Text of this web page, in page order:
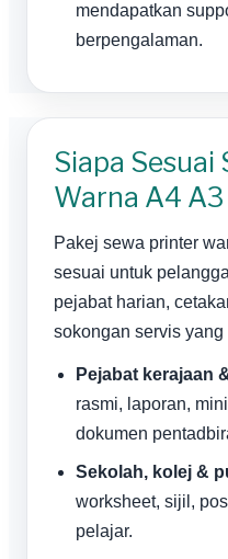
mendapatkan
berpengalaman.
Siapa Sesuai
Warna A4
Pakej sewa printer
sesuai untuk
pejabat harian,
sokongan servis
Pejabat kerajaan
rasmi, laporan,
dokumen
Sekolah, kolej &
worksheet, sijil,
pelajar.